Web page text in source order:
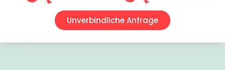
Unverbindliche Anfrage